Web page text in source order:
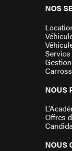
NOS
NOUS
Offres
NOUS